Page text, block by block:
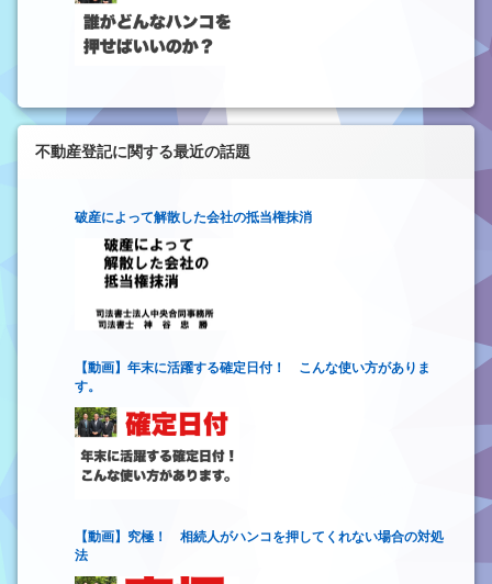
不動産登記に関する最近の話題
破産によって解散した会社の抵当権抹消
【動画】年末に活躍する確定日付！ こんな使い方がありま
す。
【動画】究極！ 相続人がハンコを押してくれない場合の対処
法